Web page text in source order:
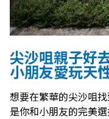
尖沙咀親子好
小朋友愛玩天
想要在繁華的尖沙咀
是你和小朋友的完美